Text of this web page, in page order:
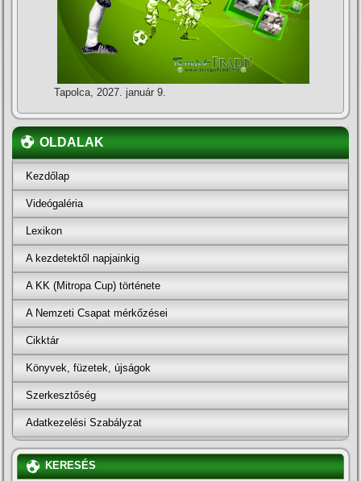
Tapolca, 2027. január 9.
OLDALAK
Kezdőlap
Videógaléria
Lexikon
A kezdetektől napjainkig
A KK (Mitropa Cup) története
A Nemzeti Csapat mérkőzései
Cikktár
Könyvek, füzetek, újságok
Szerkesztőség
Adatkezelési Szabályzat
KERESÉS